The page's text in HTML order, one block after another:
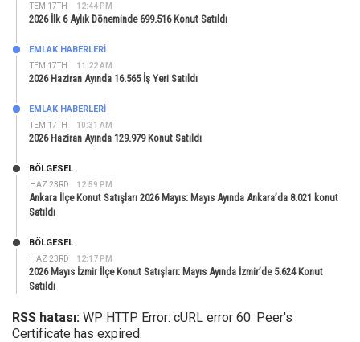
TEM 17TH 12:44 PM
2026 İlk 6 Aylık Döneminde 699.516 Konut Satıldı
TEM 17TH 11:22 AM
EMLAK HABERLERI
2026 Haziran Ayında 16.565 İş Yeri Satıldı
TEM 17TH 10:31 AM
EMLAK HABERLERI
2026 Haziran Ayında 129.979 Konut Satıldı
HAZ 23RD 12:59 PM
BÖLGESEL
Ankara İlçe Konut Satışları 2026 Mayıs: Mayıs Ayında Ankara’da 8.021 konut
Satıldı
HAZ 23RD 12:17 PM
BÖLGESEL
2026 Mayıs İzmir İlçe Konut Satışları: Mayıs Ayında İzmir’de 5.624 Konut
Satıldı
RSS hatası: WP HTTP Error: cURL error 60: Peer's
Certificate has expired.